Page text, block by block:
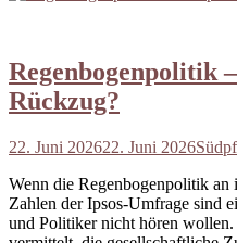
Regenbogenpolitik
Rückzug?
22. Juni 202622. Juni 2026
Wenn die Regenbogenpolitik an
Zahlen der Ipsos-Umfrage sind
und Politiker nicht hören